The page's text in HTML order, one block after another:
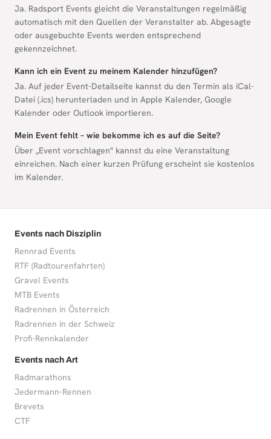
Ja. Radsport Events gleicht die Veranstaltungen regelmäßig
automatisch mit den Quellen der Veranstalter ab. Abgesagte
oder ausgebuchte Events werden entsprechend
gekennzeichnet.
Kann ich ein Event zu meinem Kalender hinzufügen?
Ja. Auf jeder Event-Detailseite kannst du den Termin als iCal-
Datei (.ics) herunterladen und in Apple Kalender, Google
Kalender oder Outlook importieren.
Mein Event fehlt – wie bekomme ich es auf die Seite?
Über „Event vorschlagen" kannst du eine Veranstaltung
einreichen. Nach einer kurzen Prüfung erscheint sie kostenlos
im Kalender.
Events nach Disziplin
Rennrad Events
RTF (Radtourenfahrten)
Gravel Events
MTB Events
Radrennen in Österreich
Radrennen in der Schweiz
Profi-Rennkalender
Events nach Art
Radmarathons
Jedermann-Rennen
Brevets
CTF